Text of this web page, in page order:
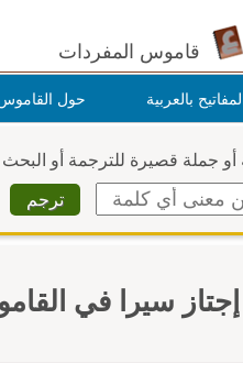
قاموس المفردات
بالعربية حول
أو جملة قصيرة للترجمة أو
سيرا في